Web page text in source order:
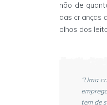
não de
das crianças
olhos dos
“Uma
tem de